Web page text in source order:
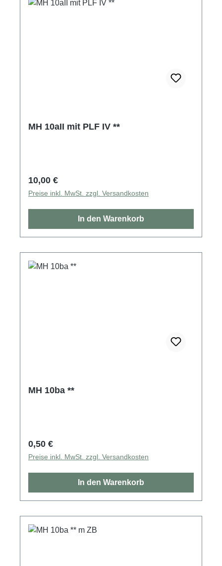
MH 10aII mit PLF IV **
Regulärer Preis:
10,00 €
Preise inkl. MwSt. zzgl. Versandkosten
In den Warenkorb
MH 10ba **
Regulärer Preis:
0,50 €
Preise inkl. MwSt. zzgl. Versandkosten
In den Warenkorb